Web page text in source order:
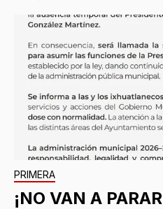
PRIMERA
¡NO VAN A